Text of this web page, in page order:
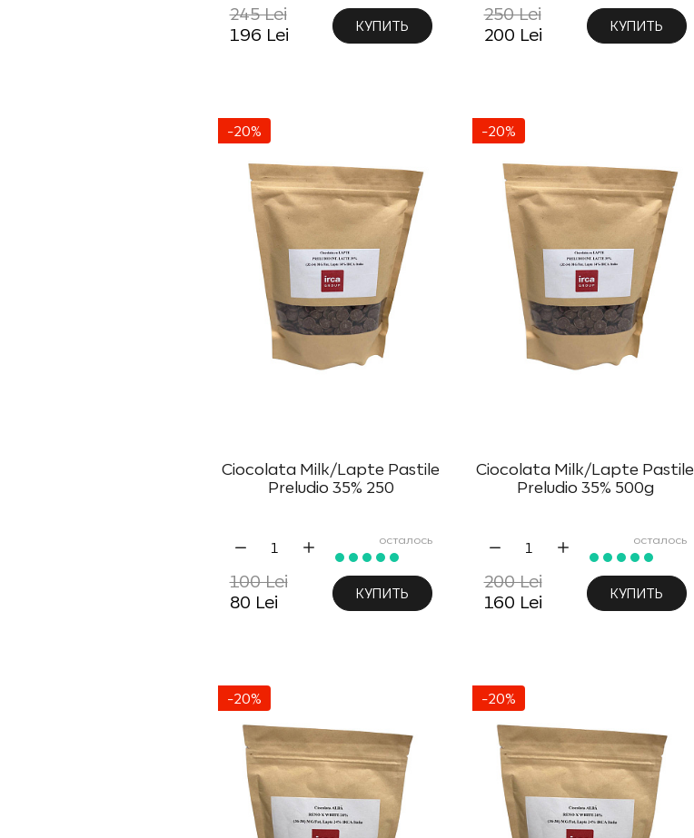
245 Lei
196 Lei
КУПИТЬ
250 Lei
200 Lei
КУПИТЬ
-20%
Ciocolata Milk/Lapte Pastile
Preludio 35% 250
осталось
100 Lei
80 Lei
КУПИТЬ
-20%
Ciocolata Milk/Lapte Pastile
Preludio 35% 500g
осталось
200 Lei
160 Lei
КУПИТЬ
-20% -20%